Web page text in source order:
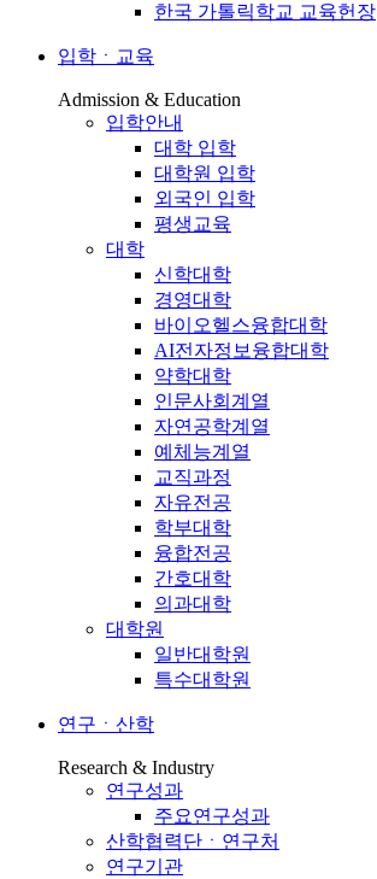
한국 가톨릭학교 교육헌장
입학ㆍ교육
Admission & Education
입학안내
대학 입학
대학원 입학
외국인 입학
평생교육
대학
신학대학
경영대학
바이오헬스융합대학
AI전자정보융합대학
약학대학
인문사회계열
자연공학계열
예체능계열
교직과정
자유전공
학부대학
융합전공
간호대학
의과대학
대학원
일반대학원
특수대학원
연구ㆍ산학
Research & Industry
연구성과
주요연구성과
산학협력단ㆍ연구처
연구기관